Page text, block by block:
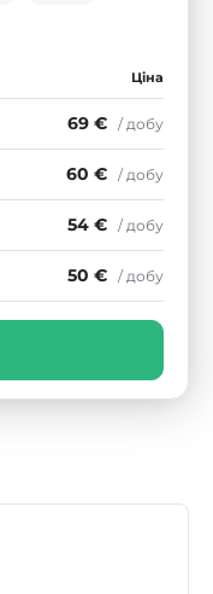
Ціна
69 € / добу
60 € / добу
54 € / добу
50 € / добу